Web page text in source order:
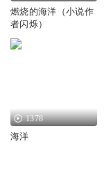
燃烧的海洋（小说作
者闪烁）
1378
海洋